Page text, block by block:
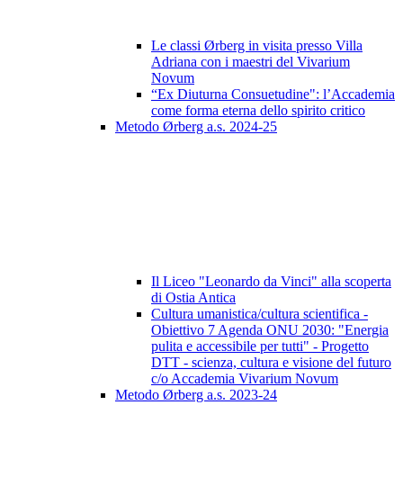
Le classi Ørberg in visita presso Villa
Adriana con i maestri del Vivarium
Novum
“Ex Diuturna Consuetudine": l’Accademia
come forma eterna dello spirito critico
Metodo Ørberg a.s. 2024-25
Il Liceo "Leonardo da Vinci" alla scoperta
di Ostia Antica
Cultura umanistica/cultura scientifica -
Obiettivo 7 Agenda ONU 2030: "Energia
pulita e accessibile per tutti" - Progetto
DTT - scienza, cultura e visione del futuro
c/o Accademia Vivarium Novum
Metodo Ørberg a.s. 2023-24